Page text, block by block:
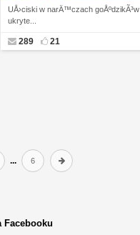
UÅ›ciski w narÄ™czach goÅºdzikÃ³w
ukryte...
289 21
... 6